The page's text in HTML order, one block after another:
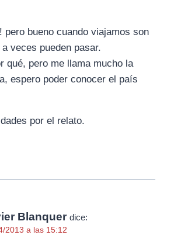
pero bueno cuando viajamos son
veces pueden pasar.
qué, pero me llama mucho la
espero poder conocer el país
por el relato.
Blanquer dice:
2013 a las 15:12